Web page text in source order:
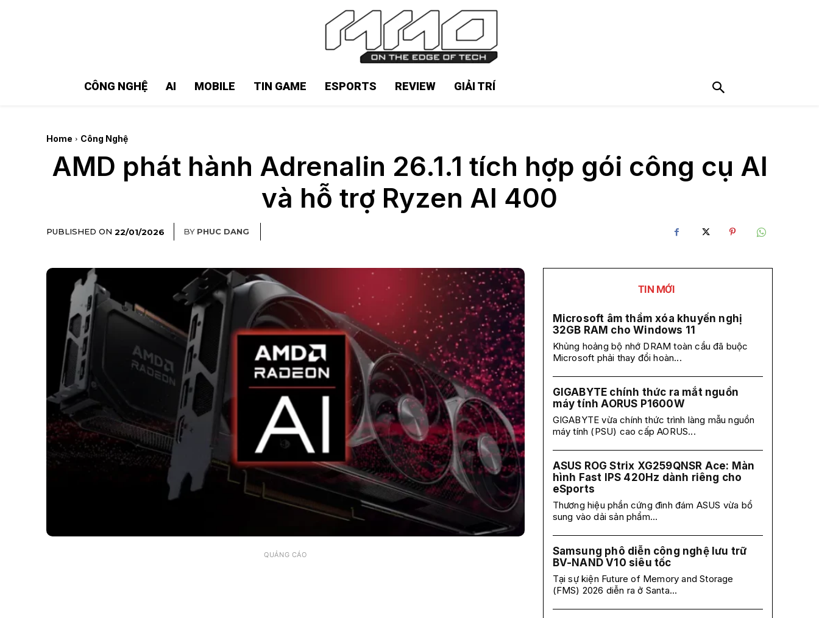
CÔNG NGHỆ AI MOBILE TIN GAME ESPORTS REVIEW GIẢI TRÍ
Home Công Nghệ
AMD phát hành Adrenalin 26.1.1 tích hợp gói công cụ AI
và hỗ trợ Ryzen AI 400
PUBLISHED ON 22/01/2026 BY PHUC DANG
QUẢNG CÁO
TIN MỚI
Microsoft âm thầm xóa khuyến nghị
32GB RAM cho Windows 11
Khủng hoảng bộ nhớ DRAM toàn cầu đã buộc
Microsoft phải thay đổi hoàn...
GIGABYTE chính thức ra mắt nguồn
máy tính AORUS P1600W
GIGABYTE vừa chính thức trình làng mẫu nguồn
máy tính (PSU) cao cấp AORUS...
ASUS ROG Strix XG259QNSR Ace: Màn
hình Fast IPS 420Hz dành riêng cho
eSports
Thương hiệu phần cứng đình đám ASUS vừa bổ
sung vào dải sản phẩm...
Samsung phô diễn công nghệ lưu trữ
BV-NAND V10 siêu tốc
Tại sự kiện Future of Memory and Storage
(FMS) 2026 diễn ra ở Santa...